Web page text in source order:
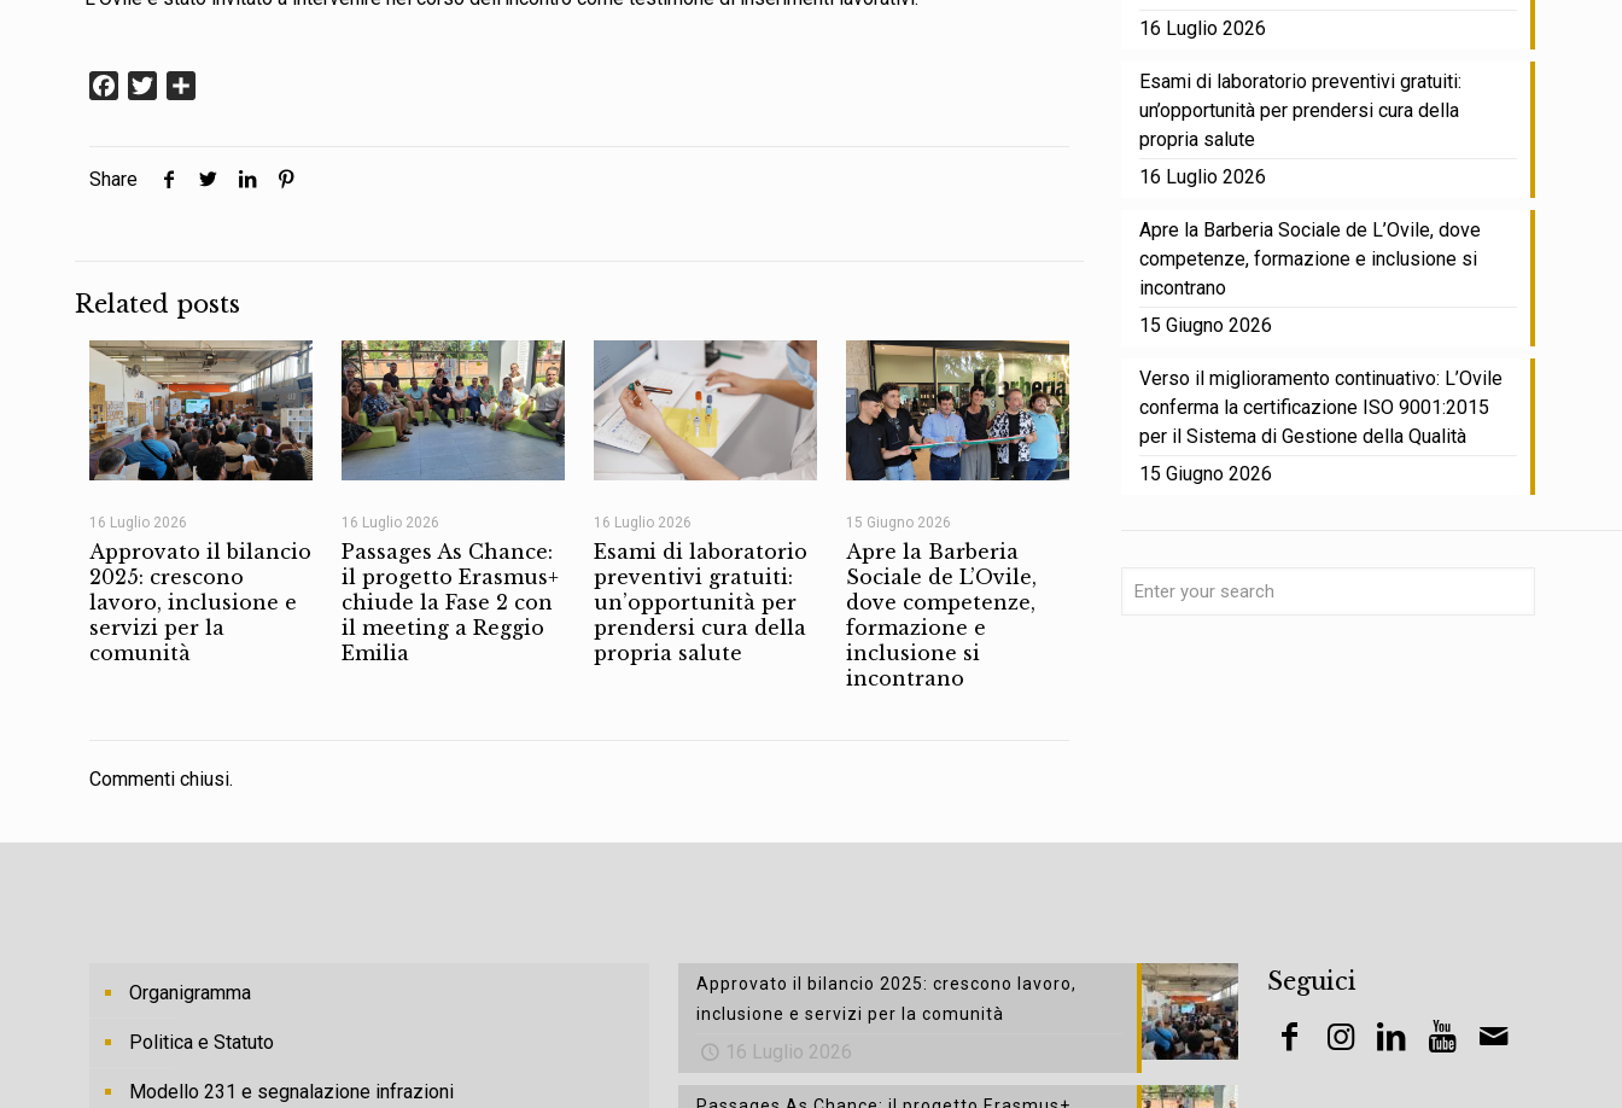
Facebook
Twitter
Share
Related posts
16 Luglio 2026
Approvato il bilancio
2025: crescono
lavoro, inclusione e
servizi per la
comunità
16 Luglio 2026
Passages As Chance:
il progetto Erasmus+
chiude la Fase 2 con
il meeting a Reggio
Emilia
16 Luglio 2026
Esami di laboratorio
preventivi gratuiti:
un’opportunità per
prendersi cura della
propria salute
15 Giugno 2026
Apre la Barberia
Sociale de L’Ovile,
dove competenze,
formazione e
inclusione si
incontrano
Commenti chiusi.
16 Luglio 2026
Esami di laboratorio preventivi gratuiti:
un’opportunità per prendersi cura della
propria salute
16 Luglio 2026
Apre la Barberia Sociale de L’Ovile, dove
competenze, formazione e inclusione si
incontrano
15 Giugno 2026
Verso il miglioramento continuativo: L’Ovile
conferma la certificazione ISO 9001:2015
per il Sistema di Gestione della Qualità
15 Giugno 2026
Organigramma
Politica e Statuto
Modello 231 e segnalazione infrazioni
Approvato il bilancio 2025: crescono lavoro,
inclusione e servizi per la comunità
16 Luglio 2026
Seguici